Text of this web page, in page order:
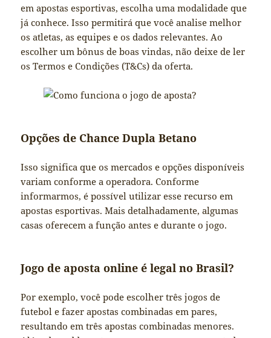
em apostas esportivas, escolha uma modalidade que
já conhece. Isso permitirá que você analise melhor
os atletas, as equipes e os dados relevantes. Ao
escolher um bônus de boas vindas, não deixe de ler
os Termos e Condições (T&Cs) da oferta.
Opções de Chance Dupla Betano
Isso significa que os mercados e opções disponíveis
variam conforme a operadora. Conforme
informarmos, é possível utilizar esse recurso em
apostas esportivas. Mais detalhadamente, algumas
casas oferecem a função antes e durante o jogo.
Jogo de aposta online é legal no Brasil?
Por exemplo, você pode escolher três jogos de
futebol e fazer apostas combinadas em pares,
resultando em três apostas combinadas menores.